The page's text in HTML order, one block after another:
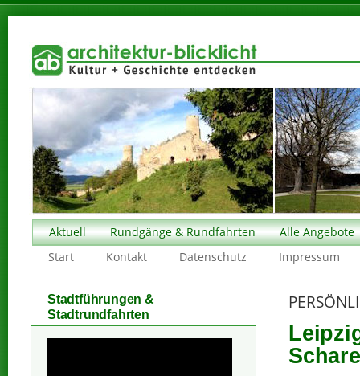
Aktuell Rundgänge & Rundfahrten
Alle Angebote
Start
Kontakt Datenschutz Impressum
Stadtführungen &
Stadtrundfahrten